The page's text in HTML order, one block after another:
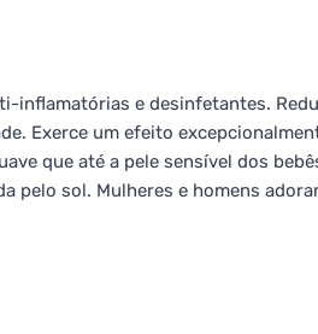
inflamatórias e desinfetantes.
Exerce um efeito
que até a pele sensível dos
pelo sol. Mulheres e homens